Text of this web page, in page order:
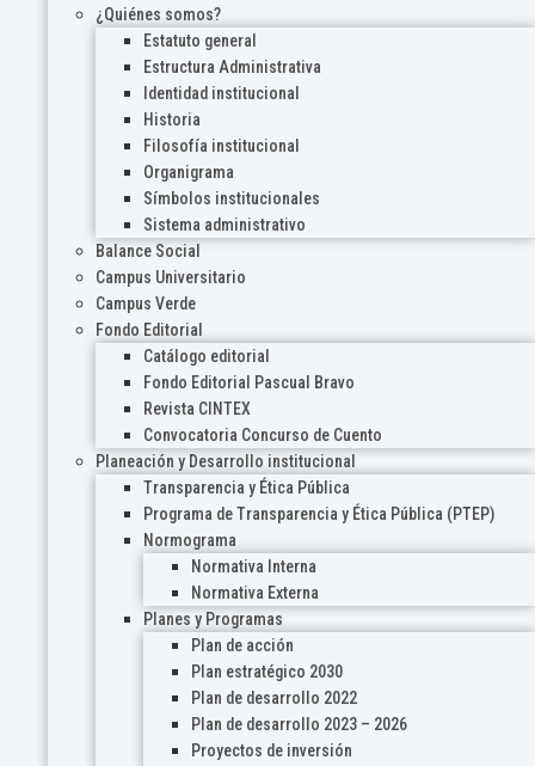
¿Quiénes somos?
Estatuto general
Estructura Administrativa
Identidad institucional
Historia
Filosofía institucional
Organigrama
Símbolos institucionales
Sistema administrativo
Balance Social
Campus Universitario
Campus Verde
Fondo Editorial
Catálogo editorial
Fondo Editorial Pascual Bravo
Revista CINTEX
Convocatoria Concurso de Cuento
Planeación y Desarrollo institucional
Transparencia y Ética Pública
Programa de Transparencia y Ética Pública (PTEP)
Normograma
Normativa Interna
Normativa Externa
Planes y Programas
Plan de acción
Plan estratégico 2030
Plan de desarrollo 2022
Plan de desarrollo 2023 – 2026
Proyectos de inversión